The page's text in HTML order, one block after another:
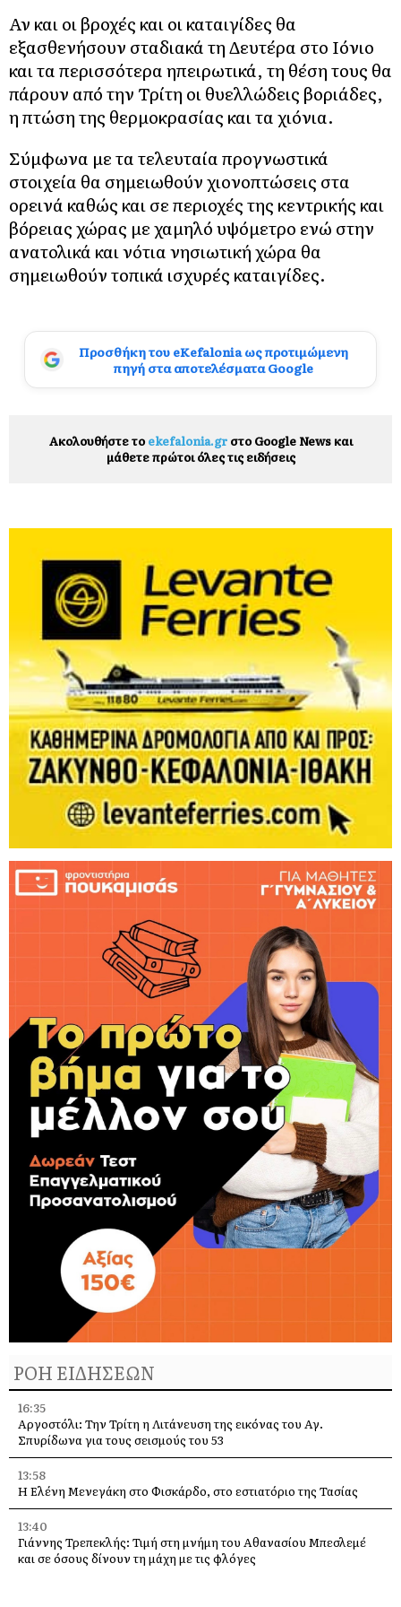
Αν και οι βροχές και οι καταιγίδες θα
εξασθενήσουν σταδιακά τη Δευτέρα στο Ιόνιο
και τα περισσότερα ηπειρωτικά, τη θέση τους θα
πάρουν από την Τρίτη οι θυελλώδεις βοριάδες,
η πτώση της θερμοκρασίας και τα χιόνια.
Σύμφωνα με τα τελευταία προγνωστικά
στοιχεία θα σημειωθούν χιονοπτώσεις στα
ορεινά καθώς και σε περιοχές της κεντρικής και
βόρειας χώρας με χαμηλό υψόμετρο ενώ στην
ανατολικά και νότια νησιωτική χώρα θα
σημειωθούν τοπικά ισχυρές καταιγίδες.
Προσθήκη του eKefalonia ως προτιμώμενη
πηγή στα αποτελέσματα Google
Ακολουθήστε το ekefalonia.grστο Google News και
μάθετε πρώτοι όλες τις ειδήσεις
ΡΟΗ ΕΙΔΗΣΕΩΝ
16:35
Αργοστόλι: Την Τρίτη η Λιτάνευση της εικόνας του Αγ.
Σπυρίδωνα για τους σεισμούς του 53
13:58
Η Ελένη Μενεγάκη στο Φισκάρδο, στο εστιατόριο της Τασίας
13:40
Γιάννης Τρεπεκλής: Τιμή στη μνήμη του Αθανασίου Μπεσλεμέ
και σε όσους δίνουν τη μάχη με τις φλόγες